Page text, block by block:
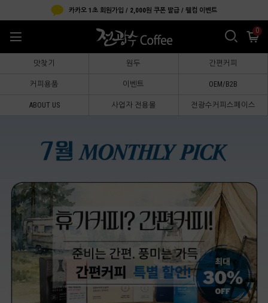
카카오 1초 회원가입 / 2,000원 쿠폰 발급 / 웰컴 이벤트
0
맛찾기 원두 간편커피
커피용품 이벤트 OEM/B2B
ABOUT US 사업자 전용몰 전광수커피스페이스